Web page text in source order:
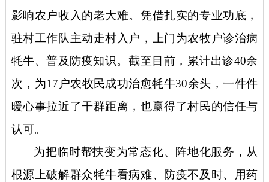
影响农户收入的老大难。凭借扎实的专业功底，
驻村工作队主动走村入户，上门为农牧户诊治病
牦牛、普及防疫知识。截至目前，累计出诊40余
次，为17户农牧民成功治愈牦牛30余头，一件件
暖心事拉近了干群距离，也赢得了村民的信任与
认可。
为把临时帮扶变为常态化、阵地化服务，从
根源上破解群众牦牛看病难、防疫不及时、用药